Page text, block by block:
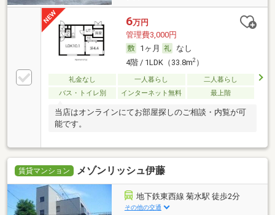
6万円
管理費3,000円
1ヶ月
なし
4階 / 1LDK（33.8m2）
礼金なし 一人暮らし
二人暮らし
バス・トイレ別
インターネット無料 最上階
当店はオンラインにてお部屋探しのご相談・内覧が可
能です。
賃貸マンション メゾンリッシュ伊藤
地下鉄東西線 菊水駅 徒歩2分
その他の交通